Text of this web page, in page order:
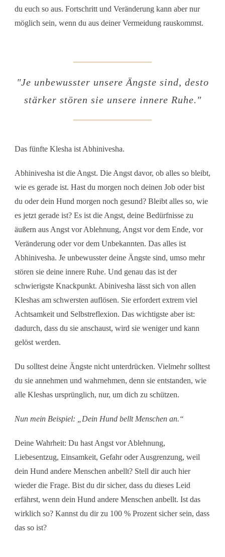
du euch so aus. Fortschritt und Veränderung kann aber nur
möglich sein, wenn du aus deiner Vermeidung rauskommst.
"Je unbewusster unsere Ängste sind, desto
stärker stören sie unsere innere Ruhe."
Das fünfte Klesha ist Abhinivesha.
Abhinivesha ist die Angst. Die Angst davor, ob alles so bleibt,
wie es gerade ist. Hast du morgen noch deinen Job oder bist
du oder dein Hund morgen noch gesund? Bleibt alles so, wie
es jetzt gerade ist? Es ist die Angst, deine Bedürfnisse zu
äußern aus Angst vor Ablehnung, Angst vor dem Ende, vor
Veränderung oder vor dem Unbekannten. Das alles ist
Abhinivesha. Je unbewusster deine Ängste sind, umso mehr
stören sie deine innere Ruhe. Und genau das ist der
schwierigste Knackpunkt. Abinivesha lässt sich von allen
Kleshas am schwersten auflösen. Sie erfordert extrem viel
Achtsamkeit und Selbstreflexion. Das wichtigste aber ist:
dadurch, dass du sie anschaust, wird sie weniger und kann
gelöst werden.
Du solltest deine Ängste nicht unterdrücken. Vielmehr solltest
du sie annehmen und wahrnehmen, denn sie entstanden, wie
alle Kleshas ursprünglich, nur, um dich zu schützen.
Nun mein Beispiel: „Dein Hund bellt Menschen an.“
Deine Wahrheit: Du hast Angst vor Ablehnung,
Liebesentzug, Einsamkeit, Gefahr oder Ausgrenzung, weil
dein Hund andere Menschen anbellt? Stell dir auch hier
wieder die Frage. Bist du dir sicher, dass du dieses Leid
erfährst, wenn dein Hund andere Menschen anbellt. Ist das
wirklich so? Kannst du dir zu 100 % Prozent sicher sein, dass
das so ist?